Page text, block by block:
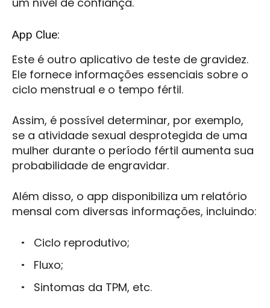
App Clue:
Este é outro aplicativo de teste de gravidez.
Ele fornece informações essenciais sobre o
ciclo menstrual e o tempo fértil.
Assim, é possível determinar, por exemplo,
se a atividade sexual desprotegida de uma
mulher durante o período fértil aumenta sua
probabilidade de engravidar.
Além disso, o app disponibiliza um relatório
mensal com diversas informações, incluindo:
Ciclo reprodutivo;
Fluxo;
Sintomas da TPM, etc.